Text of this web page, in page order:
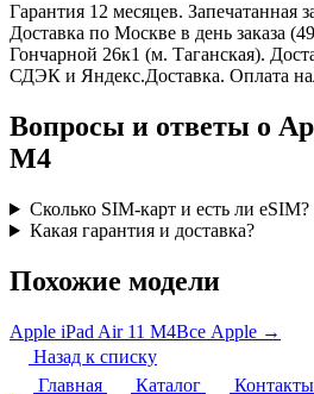
Гарантия 12 месяцев. Запечатанная
Доставка по Москве в день заказа
Гончарной 26к1 (м. Таганская).
СДЭК и Яндекс.Доставка. Оплата
Вопросы и ответы о
M4
Сколько SIM-карт и есть ли eSIM?
Какая гарантия и доставка?
Похожие модели
Apple iPad Air 11 M4Все Apple →
Назад к списку
Главная
Каталог Контакты